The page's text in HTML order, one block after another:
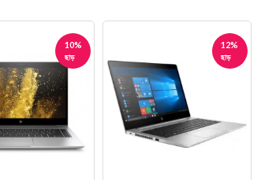
10%
ছাড়
12%
ছাড়